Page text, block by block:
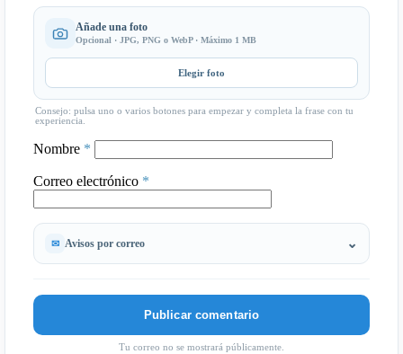
Añade una foto
Opcional · JPG, PNG o WebP · Máximo 1 MB
Elegir foto
Consejo: pulsa uno o varios botones para empezar y completa la frase con tu
experiencia.
Nombre *
Correo electrónico *
Avisos por correo
Tu correo no se mostrará públicamente.